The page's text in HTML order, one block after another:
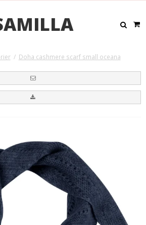
/ Doha cashmere scarf small oceana